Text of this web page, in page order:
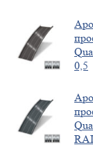
0,5